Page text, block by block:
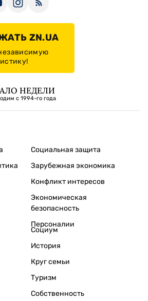
ZN.UA
НЕДЕЛИ
с 1994-го года
Социальная защита
Зарубежная экономика
Конфликт интересов
Экономическая
безопасность
Персоналии
Социум
История
Круг семьи
Туризм
Собственность